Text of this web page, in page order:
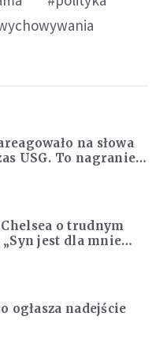
na słowa
USG. To nagranie
o trudnym
jest dla mnie
niż sportowe trofea”
ogłasza nadejście